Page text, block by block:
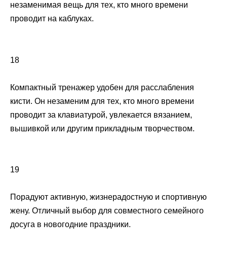
незаменимая вещь для тех, кто много времени
проводит на каблуках.
18
Компактный тренажер удобен для расслабления
кисти. Он незаменим для тех, кто много времени
проводит за клавиатурой, увлекается вязанием,
вышивкой или другим прикладным творчеством.
19
Порадуют активную, жизнерадостную и спортивную
жену. Отличный выбор для совместного семейного
досуга в новогодние праздники.